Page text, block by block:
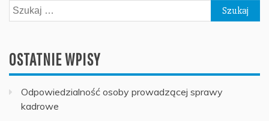
Szukaj:
OSTATNIE WPISY
Odpowiedzialność osoby prowadzącej sprawy
kadrowe